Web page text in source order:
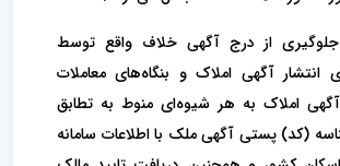
جلوگیری از درج آگهی خلاف واقع توسط
انتشار آگهی املاک و بنگاه‌های معاملات
آگهی املاک به هر شیوه‌ای منوط به تطابق
(کد) پستی آگهی ملک با اطلاعات سامانه